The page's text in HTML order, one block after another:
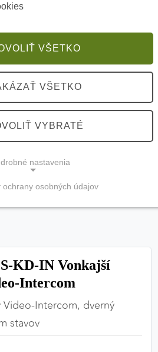
KD-IN Vonkajší
Intercom
Intercom, dverný
stavov
VŠETKO
VŠETKO
VYBRATÉ
nastavenia
vypnúť)
na správne fungovanie
funkčnosť.
ochrany osobných údajov